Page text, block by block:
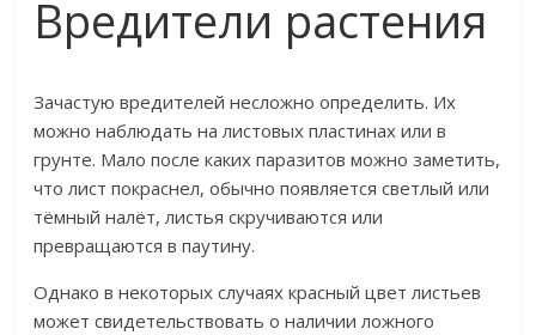
Вредители растения
Зачастую вредителей несложно определить. Их
можно наблюдать на листовых пластинах или в
грунте. Мало после каких паразитов можно заметить,
что лист покраснел, обычно появляется светлый или
тёмный налёт, листья скручиваются или
превращаются в паутину.
Однако в некоторых случаях красный цвет листьев
может свидетельствовать о наличии ложного